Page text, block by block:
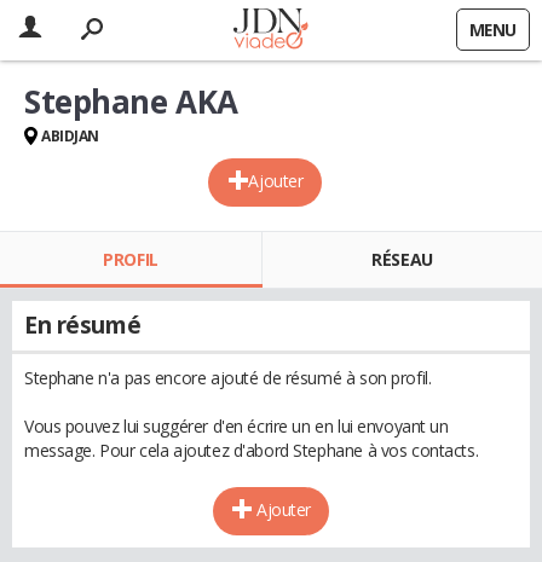
MENU
Ajouter
Stephane AKA
ABIDJAN
PROFIL RÉSEAU
En résumé
Stephane n'a pas encore ajouté de résumé à son profil.
Vous pouvez lui suggérer d'en écrire un en lui envoyant un
message. Pour cela ajoutez d'abord Stephane à vos contacts.
Ajouter